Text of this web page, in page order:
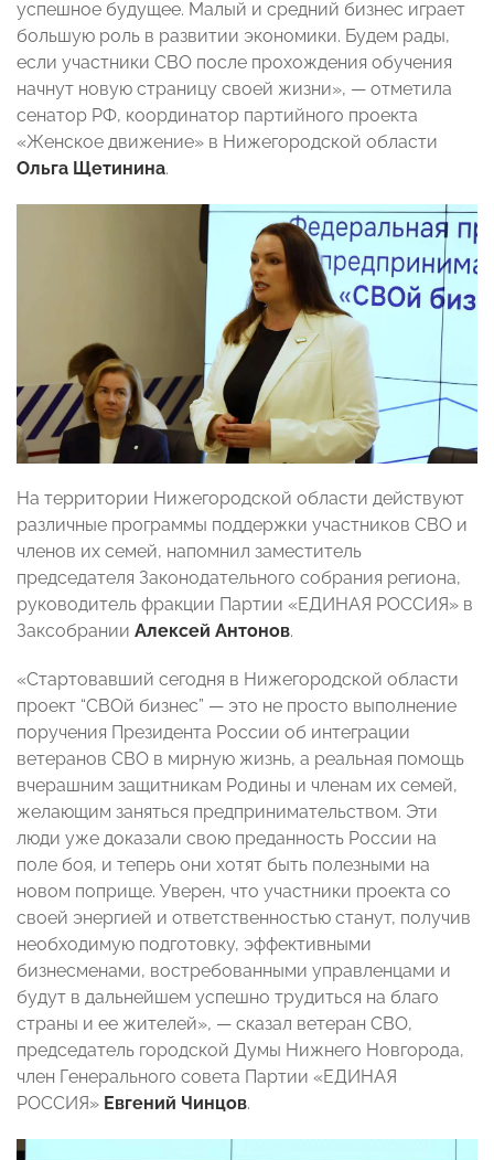
успешное будущее. Малый и средний бизнес играет
большую роль в развитии экономики. Будем рады,
если участники СВО после прохождения обучения
начнут новую страницу своей жизни», — отметила
сенатор РФ, координатор партийного проекта
«Женское движение» в Нижегородской области
Ольга Щетинина.
На территории Нижегородской области действуют
различные программы поддержки участников СВО и
членов их семей, напомнил заместитель
председателя Законодательного собрания региона,
руководитель фракции Партии «ЕДИНАЯ РОССИЯ» в
Заксобрании Алексей Антонов.
«Стартовавший сегодня в Нижегородской области
проект “СВОй бизнес” — это не просто выполнение
поручения Президента России об интеграции
ветеранов СВО в мирную жизнь, а реальная помощь
вчерашним защитникам Родины и членам их семей,
желающим заняться предпринимательством. Эти
люди уже доказали свою преданность России на
поле боя, и теперь они хотят быть полезными на
новом поприще. Уверен, что участники проекта со
своей энергией и ответственностью станут, получив
необходимую подготовку, эффективными
бизнесменами, востребованными управленцами и
будут в дальнейшем успешно трудиться на благо
страны и ее жителей», — сказал ветеран СВО,
председатель городской Думы Нижнего Новгорода,
член Генерального совета Партии «ЕДИНАЯ
РОССИЯ» Евгений Чинцов.